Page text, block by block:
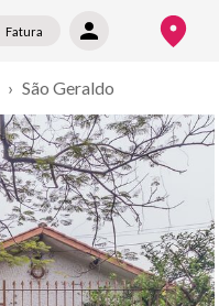
Fatura
› São Geraldo